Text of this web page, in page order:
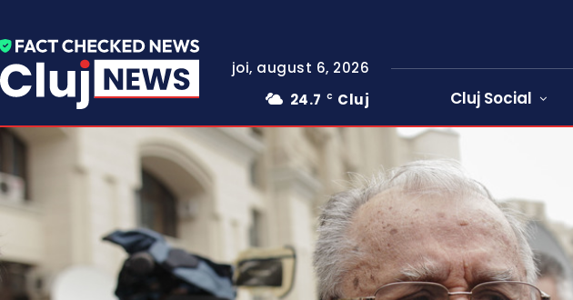
joi, august 6, 2026
24.7
C Cluj Cluj Social